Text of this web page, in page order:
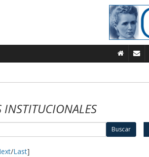
INSTITUCIONALES
Buscar
/Last]